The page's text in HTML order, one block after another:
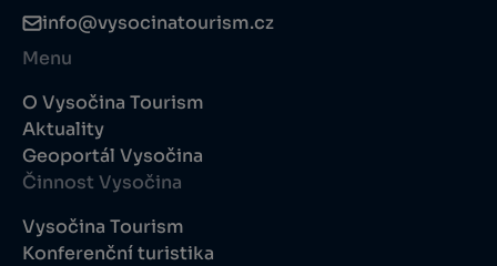
info@vysocinatourism.cz
Menu
O Vysočina Tourism
Aktuality
Geoportál Vysočina
Činnost Vysočina
Vysočina Tourism
Konferenční turistika